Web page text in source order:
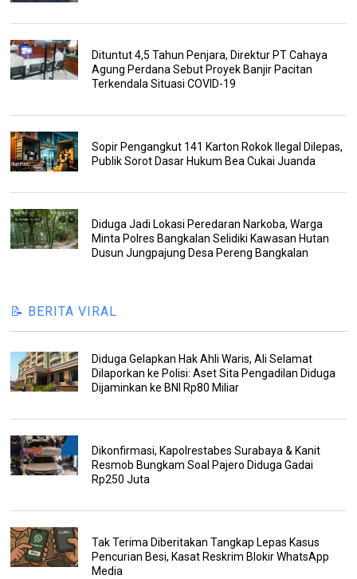
Dituntut 4,5 Tahun Penjara, Direktur PT Cahaya
Agung Perdana Sebut Proyek Banjir Pacitan
Terkendala Situasi COVID-19
Sopir Pengangkut 141 Karton Rokok Ilegal Dilepas,
Publik Sorot Dasar Hukum Bea Cukai Juanda
Diduga Jadi Lokasi Peredaran Narkoba, Warga
Minta Polres Bangkalan Selidiki Kawasan Hutan
Dusun Jungpajung Desa Pereng Bangkalan
📝 BERITA VIRAL
Diduga Gelapkan Hak Ahli Waris, Ali Selamat
Dilaporkan ke Polisi: Aset Sita Pengadilan Diduga
Dijaminkan ke BNI Rp80 Miliar
Dikonfirmasi, Kapolrestabes Surabaya & Kanit
Resmob Bungkam Soal Pajero Diduga Gadai
Rp250 Juta
Tak Terima Diberitakan Tangkap Lepas Kasus
Pencurian Besi, Kasat Reskrim Blokir WhatsApp
Media